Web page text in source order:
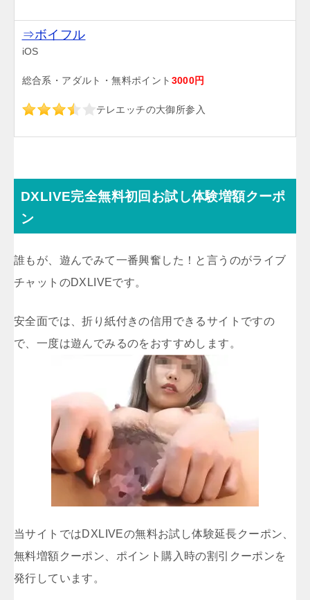
⇒ボイフル
iOS
総合系・アダルト・無料ポイント 3000円
テレエッチの大御所参入
DXLIVE完全無料初回お試し体験増額クーポ
ン
誰もが、遊んでみて一番興奮した！と言うのがライブ
チャットのDXLIVEです。
安全面では、折り紙付きの信用できるサイトですの
で、一度は遊んでみるのをおすすめします。
当サイトではDXLIVEの無料お試し体験延長クーポン、
無料増額クーポン、ポイント購入時の割引クーポンを
発行しています。